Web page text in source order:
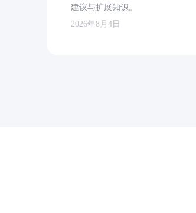
建议与扩展知识。
2026年8月4日